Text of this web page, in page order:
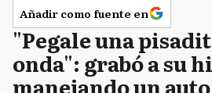
Añadir como fuente en
"Pegale una
onda": grabó a su
manejando un auto